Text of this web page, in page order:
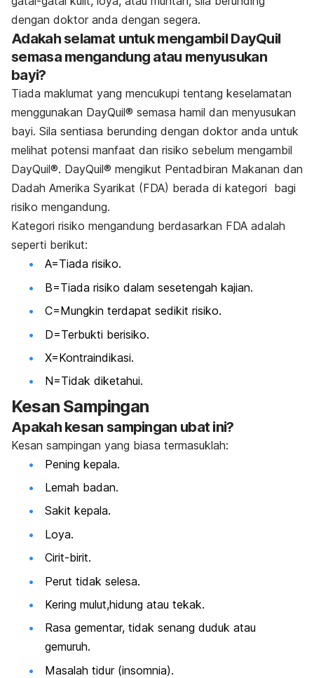
dengan doktor anda dengan segera.
Adakah selamat untuk mengambil DayQuil
semasa mengandung atau menyusukan
bayi?
Tiada maklumat yang mencukupi tentang keselamatan
menggunakan DayQuil® semasa hamil dan menyusukan
bayi. Sila sentiasa berunding dengan doktor anda untuk
melihat potensi manfaat dan risiko sebelum mengambil
DayQuil®. DayQuil® mengikut Pentadbiran Makanan dan
Dadah Amerika Syarikat (FDA) berada di kategori bagi
risiko mengandung.
Kategori risiko mengandung berdasarkan FDA adalah
seperti berikut:
A=Tiada risiko.
B=Tiada risiko dalam sesetengah kajian.
C=Mungkin terdapat sedikit risiko.
D=Terbukti berisiko.
X=Kontraindikasi.
N=Tidak diketahui.
Kesan Sampingan
Apakah kesan sampingan ubat ini?
Kesan sampingan yang biasa termasuklah:
Pening kepala.
Lemah badan.
Sakit kepala.
Loya.
Cirit-birit.
Perut tidak selesa.
Kering mulut,hidung atau tekak.
Rasa gementar, tidak senang duduk atau
gemuruh.
Masalah tidur (insomnia).